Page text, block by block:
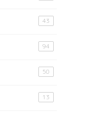
43
94
50
13